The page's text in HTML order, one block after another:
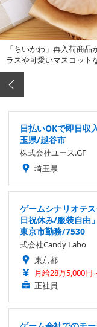
「ちいかわ」再入荷商
ラスや可愛いマスコット
日払いOKで即日収
玉県/越谷市
株式会社ユース.GF
埼玉県
ゲームシナリオテ
日祝休み/服装自由
東京市勤務/7530
式会社Candy Labo
東京都
月給28万5,000円
正社員